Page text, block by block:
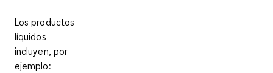
Los productos
líquidos
incluyen, por
ejemplo: